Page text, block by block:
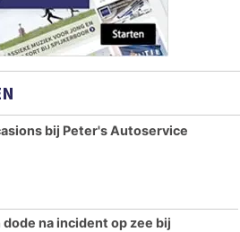
bij Peter's Autoservice
dode na incident op zee bij